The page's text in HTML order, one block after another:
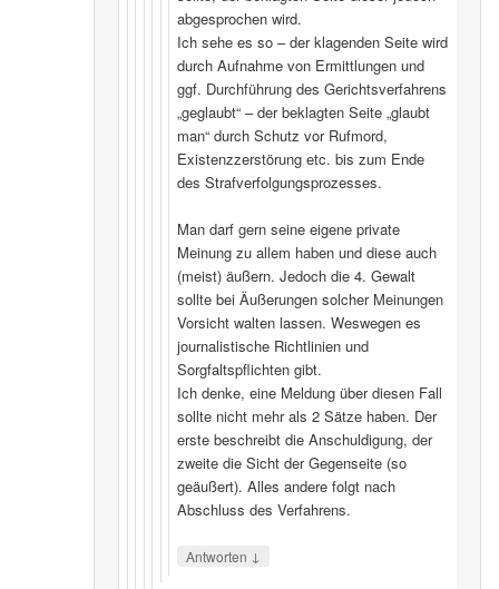
abgesprochen wird.
Ich sehe es so – der klagenden Seite wird
durch Aufnahme von Ermittlungen und
ggf. Durchführung des Gerichtsverfahrens
„geglaubt“ – der beklagten Seite „glaubt
man“ durch Schutz vor Rufmord,
Existenzzerstörung etc. bis zum Ende
des Strafverfolgungsprozesses.
Man darf gern seine eigene private
Meinung zu allem haben und diese auch
(meist) äußern. Jedoch die 4. Gewalt
sollte bei Äußerungen solcher Meinungen
Vorsicht walten lassen. Weswegen es
journalistische Richtlinien und
Sorgfaltspflichten gibt.
Ich denke, eine Meldung über diesen Fall
sollte nicht mehr als 2 Sätze haben. Der
erste beschreibt die Anschuldigung, der
zweite die Sicht der Gegenseite (so
geäußert). Alles andere folgt nach
Abschluss des Verfahrens.
Antworten ↓